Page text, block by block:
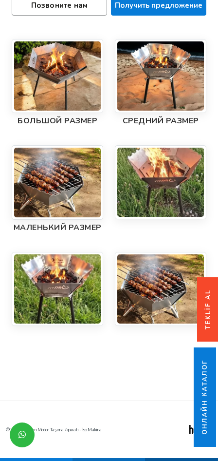
ОНЛАЙН КАТАЛОГ
TEKLİF AL
Позвоните нам Получить предложение
БОЛЬШОЙ РАЗМЕР СРЕДНИЙ РАЗМЕР
МАЛЕНЬКИЙ РАЗМЕР
© 2026 Karavan Motor Taşıma Aparatı - İso Makina